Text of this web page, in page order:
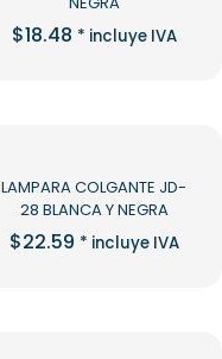
$18.48 * incluye IVA
LAMPARA COLGANTE JD-
28 BLANCA Y NEGRA
$22.59 * incluye IVA